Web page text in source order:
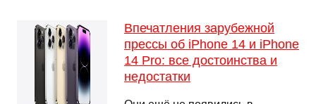
Впечатления зарубежной
прессы об iPhone 14 и iPhone
14 Pro: все достоинства и
недостатки